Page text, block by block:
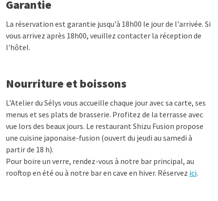
Garantie
La réservation est garantie jusqu'à 18h00 le jour de l'arrivée. Si
vous arrivez après 18h00, veuillez contacter la réception de
l'hôtel.
Nourriture et boissons
L’Atelier du Sélys vous accueille chaque jour avec sa carte, ses
menus et ses plats de brasserie. Profitez de la terrasse avec
vue lors des beaux jours. Le restaurant Shizu Fusion propose
une cuisine japonaise-fusion (ouvert du jeudi au samedi à
partir de 18 h).
Pour boire un verre, rendez-vous à notre bar principal, au
rooftop en été ou à notre bar en cave en hiver. Réservez ici.